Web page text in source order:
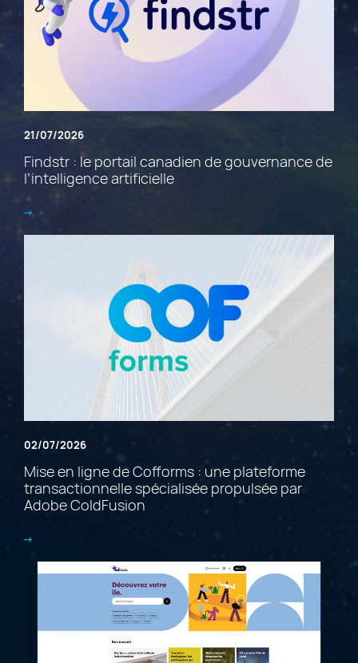
21/07/2026
Findstr : le portail canadien de gouvernance de
l’intelligence artificielle
02/07/2026
Mise en ligne de Cofforms : une plateforme
transactionnelle spécialisée propulsée par
Adobe ColdFusion